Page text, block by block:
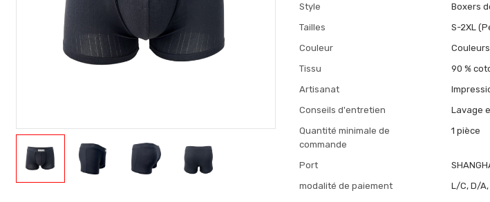
Style
Boxers
Tailles
S-2XL
Couleur
Tissu
90 %
Artisanat
Conseils d'entretien
Lavage
Quantité minimale de
commande
1 pièce
Port
modalité de paiement
L/C, D/